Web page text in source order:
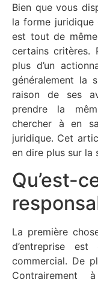
Bien que vous
la forme
est tout de
certains critères.
plus d’un
généralement la
raison de ses
prendre la
chercher à en
juridique. Cet
en dire plus sur la
Qu’est-
La première
d’entreprise
commercial. De
Contrairement